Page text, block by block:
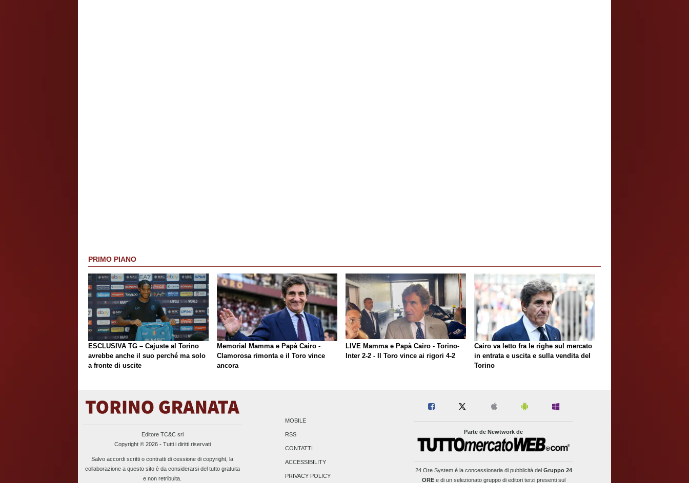
PRIMO PIANO
ESCLUSIVA TG – Cajuste al Torino
avrebbe anche il suo perché ma solo
a fronte di uscite
Memorial Mamma e Papà Cairo -
Clamorosa rimonta e il Toro vince
ancora
LIVE Mamma e Papà Cairo - Torino-
Inter 2-2 - Il Toro vince ai rigori 4-2
Cairo va letto fra le righe sul mercato
in entrata e uscita e sulla vendita del
Torino
Editore TC&C srl
Copyright © 2026 - Tutti i diritti riservati
Salvo accordi scritti o contratti di cessione di copyright, la
collaborazione a questo sito è da considerarsi del tutto gratuita
e non retribuita.
MOBILE
RSS
CONTATTI
ACCESSIBILITY
PRIVACY POLICY
Parte de Newtwork de
24 Ore Systemè la concessionaria di pubblicità del Gruppo 24
OREe di un selezionato gruppo di editori terzi presenti sul